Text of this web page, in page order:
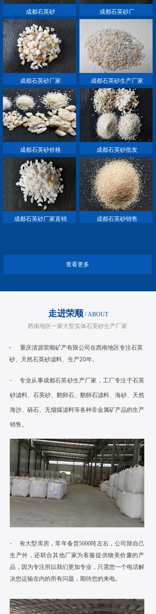
成都石英砂 成都石英砂厂
成都石英砂厂家 成都石英砂生产厂家
成都石英砂价格 成都石英砂批发
成都石英砂厂家直销 成都石英砂销售
查看更多
走进荣顺 /ABOUT
西南地区一家大型实体石英砂生产厂家
· 专业从事成都石英砂生产厂家，工厂专注于石英
砂滤料、石英砂、鹅卵石、鹅卵石滤料、海砂、天然
海沙、砾石、无烟煤滤料等各种非金属矿产品的生产
销售。
·
重庆清源荣顺矿产有限公司在西南地区专注石英
砂、天然石英砂滤料、生产20年。
·有大型库房，常年备货5000吨左右，公司除自己
生产外，还联合其他厂家为客服提供物美价廉的产
品，因为专注所以我们更加专业，只需您一个电话解
决您运输在内的所有问题，期待您的来电。